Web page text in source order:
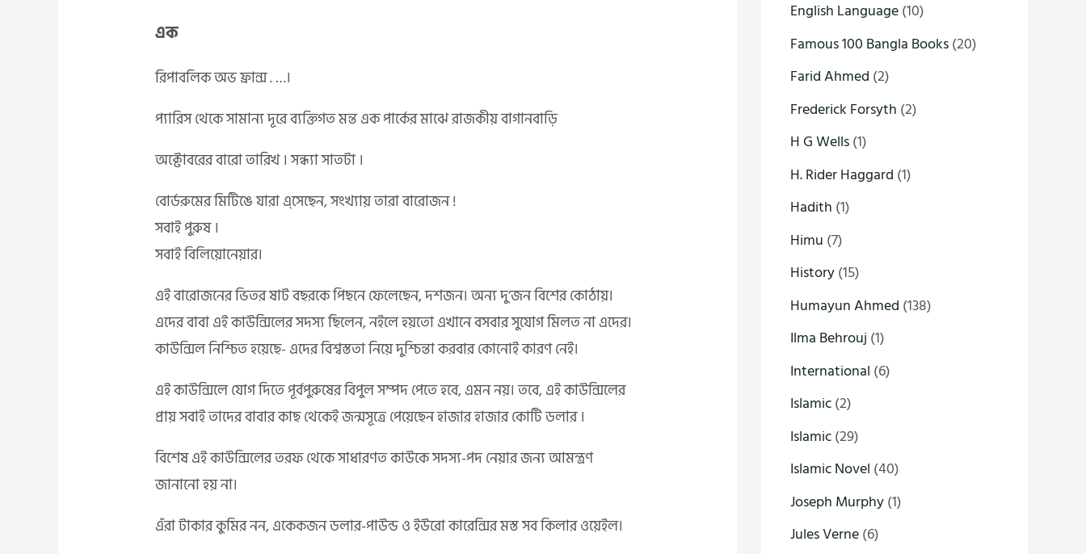
এক
রিপাবলিক অভ ফ্রান্স . …।
প্যারিস থেকে সামান্য দূরে ব্যক্তিগত মন্ত এক পার্কের মাঝে রাজকীয় বাগানবাড়ি
অক্টোবরের বারো তারিখ । সন্ধ্যা সাতটা ।
বোর্ডরুমের মিটিঙে যারা এ্সেছেন, সংখ্যায় তারা বারোজন !
সবাই পুরুষ ।
সবাই বিলিয়োনেয়ার।
এই বারোজনের ভিতর ষাট বছরকে পিছনে ফেলেছেন, দশজন। অন্য দু’জন বিশের কোঠায়।
এদের বাবা এই কাউন্সিলের সদস্য ছিলেন, নইলে হয়তো এখানে বসবার সুযোগ মিলত না এদের।
কাউন্সিল নিশ্চিত হয়েছে- এদের বিশ্বস্ততা নিয়ে দুশ্চিন্তা করবার কোনোই কারণ নেই।
এই কাউন্সিলে যোগ দিতে পূর্বপুরুষের বিপুল সম্পদ পেতে হবে, এমন নয়। তবে, এই কাউন্সিলের
প্রায় সবাই তাদের বাবার কাছ থেকেই জন্মসূত্রে পেয়েছেন হাজার হাজার কোটি ডলার ।
বিশেষ এই কাউন্সিলের তরফ থেকে সাধারণত কাউকে সদস্য-পদ নেয়ার জন্য আমন্ত্রণ
জানানো হয় না।
এঁরা টাকার কুমির নন, একেকজন ডলার-পাউন্ড ও ইউরো কারেন্সির মস্ত সব কিলার ওয়েইল।
English Language(10)
Famous 100 Bangla Books(20)
Farid Ahmed (2)
Frederick Forsyth (2)
H G Wells(1)
H. Rider Haggard (1)
Hadith (1)
Himu (7)
History(15)
Humayun Ahmed (138)
Ilma Behrouj (1)
International (6)
Islamic(2)
Islamic(29)
Islamic Novel (40)
Joseph Murphy(1)
Jules Verne(6)